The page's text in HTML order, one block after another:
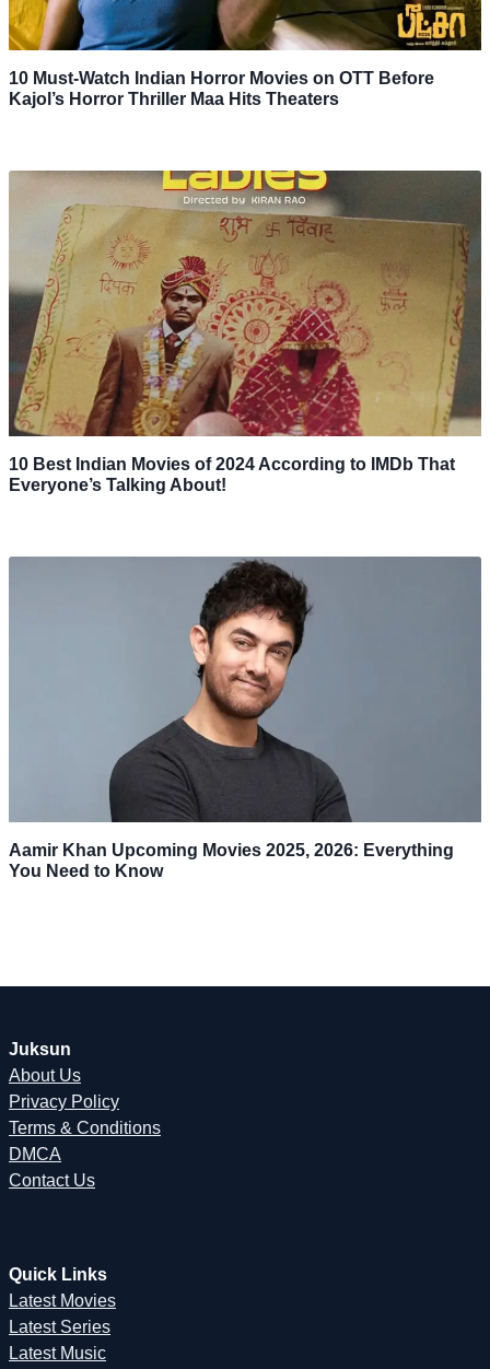
10 Must-Watch Indian Horror Movies on OTT Before
Kajol’s Horror Thriller Maa Hits Theaters
10 Best Indian Movies of 2024 According to IMDb That
Everyone’s Talking About!
Aamir Khan Upcoming Movies 2025, 2026: Everything
You Need to Know
Juksun
About Us
Privacy Policy
Terms & Conditions
DMCA
Contact Us
Quick Links
Latest Movies
Latest Series
Latest Music